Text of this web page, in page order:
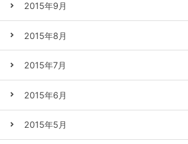
2015年9月
2015年8月
2015年7月
2015年6月
2015年5月